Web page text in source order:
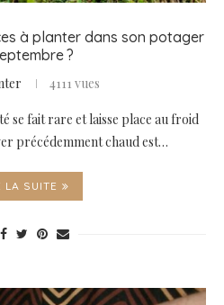
à planter dans son potager
?
4111 vues
se fait rare et laisse place au froid
précédemment chaud est…
LA SUITE